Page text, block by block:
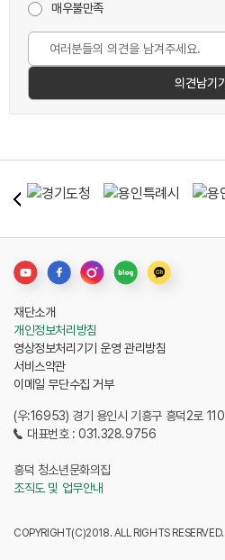
매우불만족
(우:16953) 경기 용인시 기흥구 흥덕2로 110
대표번호 : 031.328.9756
흥덕 청소년문화의집
조직도 및 업무안내
COPYRIGHT(C)2018. ALL RIGHTS RESERVED.
재단소개
개인정보처리방침
영상정보처리기기 운영 관리방침
서비스약관
이메일 무단수집 거부